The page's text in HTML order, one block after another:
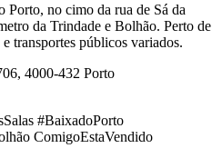
Porto, no cimo da rua de Sá da
da Trindade e Bolhão. Perto de
transportes públicos variados.
4000-432 Porto
#BaixadoPorto
ComigoEstaVendido